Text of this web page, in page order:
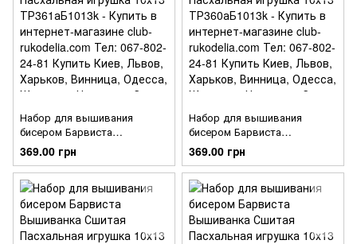
Набор для вышивания
бисером Барвиста
Вышиванка Сшитая
Пасхальная игрушка 10х13
ТР361аБ1013k
369.00 грн
Набор для вышивания
бисером Барвиста
Вышиванка Сшитая
Пасхальная игрушка 10х13
ТР360аБ1013k
369.00 грн